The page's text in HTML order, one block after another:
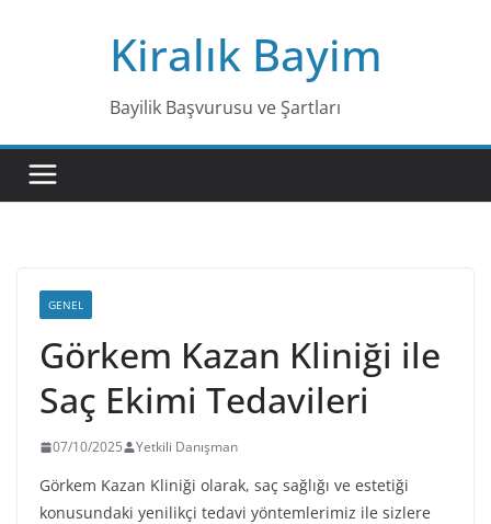
Kiralık Bayim
Bayilik Başvurusu ve Şartları
GENEL
Görkem Kazan Kliniği ile
Saç Ekimi Tedavileri
07/10/2025 Yetkili Danışman
Görkem Kazan Kliniği olarak, saç sağlığı ve estetiği
konusundaki yenilikçi tedavi yöntemlerimiz ile sizlere